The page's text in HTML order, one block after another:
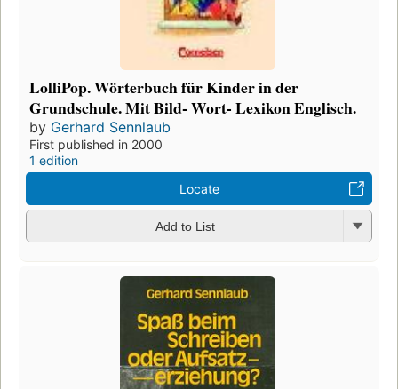
LolliPop. Wörterbuch für Kinder in der
Grundschule. Mit Bild- Wort- Lexikon Englisch.
by Gerhard Sennlaub
First published in 2000
1 edition
Locate
Add to List